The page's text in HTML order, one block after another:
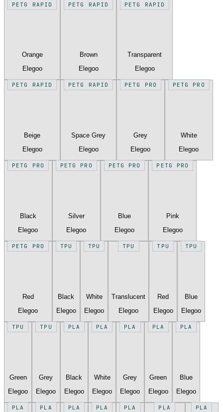
PETG RAPID
Orange
Elegoo
PETG RAPID
Brown
Elegoo
PETG RAPID
Transparent
Elegoo
PETG RAPID
Beige
Elegoo
PETG RAPID
Space Grey
Elegoo
PETG PRO
Grey
Elegoo
PETG PRO
White
Elegoo
PETG PRO
Black
Elegoo
PETG PRO
Silver
Elegoo
PETG PRO
Blue
Elegoo
PETG PRO
Pink
Elegoo
PETG PRO
Red
Elegoo
TPU
Black
Elegoo
TPU
White
Elegoo
TPU
Translucent
Elegoo
TPU
Red
Elegoo
TPU
Blue
Elegoo
TPU
Green
Elegoo
TPU
Grey
Elegoo
PLA
Black
Elegoo
PLA
White
Elegoo
PLA
Grey
Elegoo
PLA
Green
Elegoo
PLA
Blue
Elegoo
PLA PLA PLA PLA PLA PLA PLA